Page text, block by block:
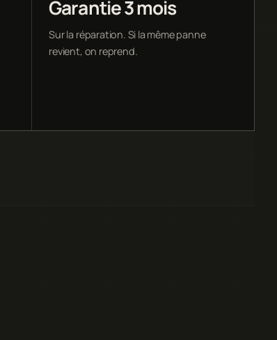
Garantie 3 mois
Sur la réparation. Si la même panne
revient, on reprend.